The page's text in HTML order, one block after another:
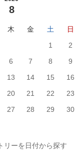
8
木 金 土
日
1
2
6 7 8
9
13 14 15
16
20 21 22
23
27 28 29
30
リーを日付から探す